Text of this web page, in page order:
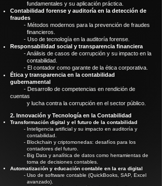
fundamentales y su aplicación práctica.
Contabilidad forense y auditoría en la detección de
fraudes
- Métodos modernos para la prevención de fraudes
financieros.
- Uso de tecnología en la auditoría forense.
Responsabilidad social y transparencia financiera
- Análisis de casos de corrupción y su impacto en la
contabilidad.
- El contador como garante de la ética corporativa.
Ética y transparencia en la contabilidad
gubernamental
- Desarrollo de competencias en rendición de
cuentas
y lucha contra la corrupción en el sector público.
2. Innovación y Tecnología en la Contabilidad
Transformación digital y el futuro de la contabilidad
- Inteligencia artificial y su impacto en auditoría y
contabilidad.
- Blockchain y criptomonedas: desafíos para los
contadores del futuro.
- Big Data y analítica de datos como herramientas de
toma de decisiones contables.
Automatización y educación contable en la era digital
- Uso de software contable (QuickBooks, SAP, Excel
avanzado).